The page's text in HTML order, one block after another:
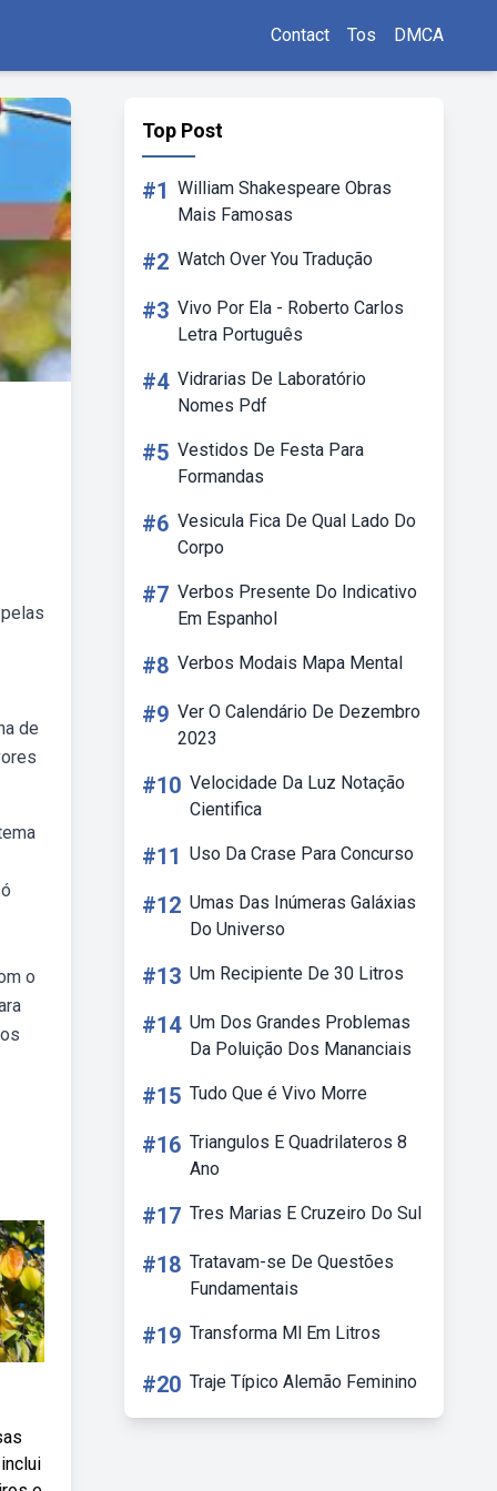
Contact Tos DMCA
de
o
Top Post
#1 William Shakespeare Obras
Mais Famosas
#2 Watch Over You Tradução
#3 Vivo Por Ela - Roberto Carlos
Letra Português
#4 Vidrarias De Laboratório
Nomes Pdf
#5 Vestidos De Festa Para
Formandas
#6 Vesicula Fica De Qual Lado Do
Corpo
#7 Verbos Presente Do Indicativo
Em Espanhol
#8 Verbos Modais Mapa Mental
#9 Ver O Calendário De Dezembro
2023
#10 Velocidade Da Luz Notação
Cientifica
#11 Uso Da Crase Para Concurso
#12 Umas Das Inúmeras Galáxias
Do Universo
#13 Um Recipiente De 30 Litros
#14 Um Dos Grandes Problemas
Da Poluição Dos Mananciais
#15 Tudo Que é Vivo Morre
#16 Triangulos E Quadrilateros 8
Ano
#17 Tres Marias E Cruzeiro Do Sul
#18 Tratavam-se De Questões
Fundamentais
#19 Transforma Ml Em Litros
#20 Traje Típico Alemão Feminino